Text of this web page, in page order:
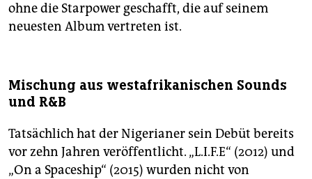
ohne die Starpower geschafft, die auf seinem
neuesten Album vertreten ist.
Mischung aus westafrikanischen Sounds
und R&B
Tatsächlich hat der Nigerianer sein Debüt bereits
vor zehn Jahren veröffentlicht. „L.I.F.E“ (2012) und
„On a Spaceship“ (2015) wurden nicht von